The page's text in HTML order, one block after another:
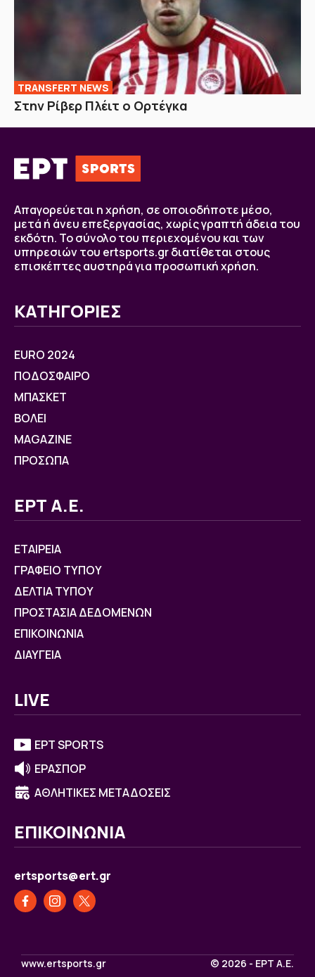
TRANSFERT NEWS
Στην Ρίβερ Πλέιτ ο Ορτέγκα
Απαγορεύεται η χρήση, σε οποιοδήποτε μέσο,
μετά ή άνευ επεξεργασίας, χωρίς γραπτή άδεια του
εκδότη. Το σύνολο του περιεχομένου και των
υπηρεσιών του ertsports.gr διατίθεται στους
επισκέπτες αυστηρά για προσωπική χρήση.
ΚΑΤΗΓΟΡΙΕΣ
EURO 2024
ΠΟΔΟΣΦΑΙΡΟ
ΜΠΑΣΚΕΤ
ΒOΛΕΙ
MAGAZINE
ΠΡΟΣΩΠΑ
ΕΡΤ Α.Ε.
ΕΤΑΙΡΕΙΑ
ΓΡΑΦΕΙΟ ΤΥΠΟΥ
ΔΕΛΤΙΑ ΤΥΠΟΥ
ΠΡΟΣΤΑΣΙΑ ΔΕΔΟΜΕΝΩΝ
ΕΠΙΚΟΙΝΩΝΙΑ
ΔΙΑΥΓΕΙΑ
LIVE
ΕΡΤ SPORTS
ΕΡΑΣΠΟΡ
ΑΘΛΗΤΙΚΕΣ ΜΕΤΑΔΟΣΕΙΣ
ΕΠΙΚΟΙΝΩΝΙΑ
ertsports@ert.gr
www.ertsports.gr © 2026 - ΕΡΤ Α.Ε.